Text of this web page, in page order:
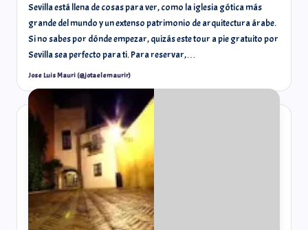
Sevilla está llena de cosas para ver, como la iglesia gótica más
grande del mundo y un extenso patrimonio de arquitectura árabe.
Si no sabes por dónde empezar, quizás este tour a pie gratuito por
Sevilla sea perfecto para ti. Para reservar,…
Jose Luis Mauri (@jotaelemaurir)